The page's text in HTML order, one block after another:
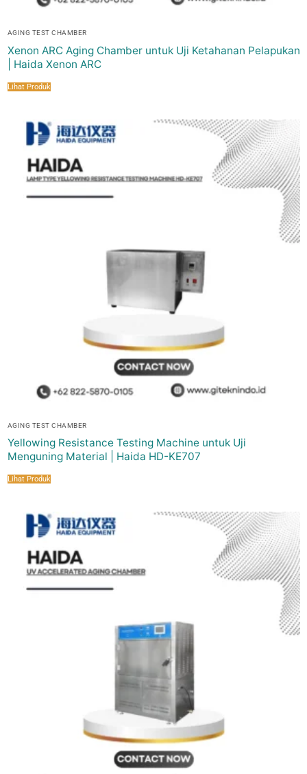
AGING TEST CHAMBER
Xenon ARC Aging Chamber untuk Uji Ketahanan Pelapukan
| Haida Xenon ARC
Lihat Produk
AGING TEST CHAMBER
Yellowing Resistance Testing Machine untuk Uji
Menguning Material | Haida HD-KE707
Lihat Produk